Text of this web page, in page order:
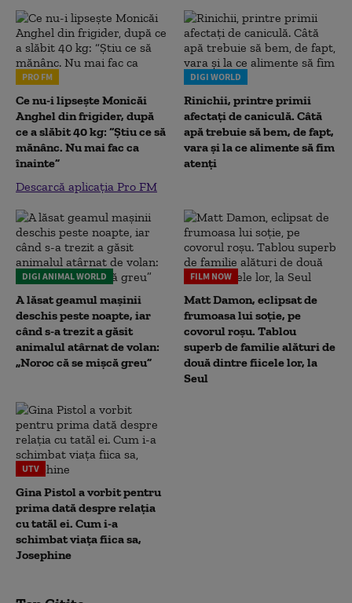
PRO FM
Ce nu-i lipsește Monicăi
Anghel din frigider, după
ce a slăbit 40 kg: “Știu ce să
mănânc. Nu mai fac ca
înainte”
Descarcă aplicația Pro FM
DIGI WORLD
Rinichii, printre primii
afectați de caniculă. Câtă
apă trebuie să bem, de fapt,
vara și la ce alimente să fim
atenți
DIGI ANIMAL WORLD
A lăsat geamul mașinii
deschis peste noapte, iar
când s-a trezit a găsit
animalul atârnat de volan:
„Noroc că se mișcă greu”
FILM NOW
Matt Damon, eclipsat de
frumoasa lui soție, pe
covorul roșu. Tablou
superb de familie alături de
două dintre fiicele lor, la
Seul
UTV
Gina Pistol a vorbit pentru
prima dată despre relația
cu tatăl ei. Cum i-a
schimbat viața fiica sa,
Josephine